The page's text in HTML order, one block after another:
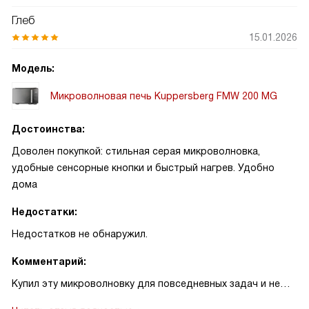
Глеб
15.01.2026
Модель:
Микроволновая печь Kuppersberg FMW 200 MG
Достоинства:
Доволен покупкой: стильная серая микроволновка,
удобные сенсорные кнопки и быстрый нагрев. Удобно
дома
Недостатки:
Недостатков не обнаружил.
Комментарий:
Купил эту микроволновку для повседневных задач и не